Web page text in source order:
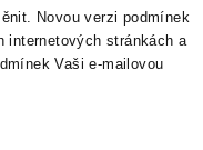
Novou verzi podmínek
internetových stránkách a
Vaši e-mailovou